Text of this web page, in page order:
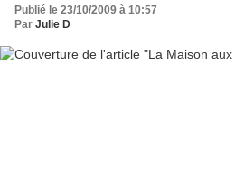
Publié le 23/10/2009 à 10:57
Par Julie D